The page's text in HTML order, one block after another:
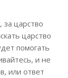
царство
царство
помогать
и не
или ответ